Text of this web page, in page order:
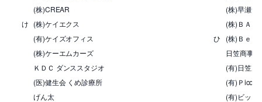
(株)CREAR
(株)早瀬食
け (株)ケイエクス
(株)ＢＡＮ
(有)ケイズオフィス
ひ
(株)Ｂｅコ
(株)ケーエムカーズ
日笠商事(
ＫＤＣ ダンススタジオ
(有)日笠農
(医)健生会 くめ診療所
(有)Ｐico
げん太
(有)ビッグ